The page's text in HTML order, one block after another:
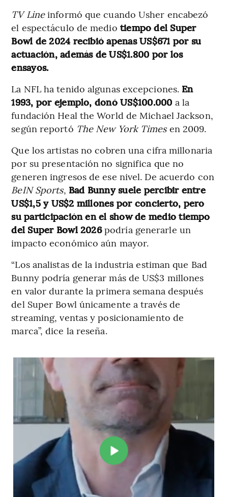
TV Lineinformó que cuando Usher encabezó
el espectáculo de medio tiempo del Super
Bowl de 2024 recibió apenas US$671 por su
actuación, además de US$1.800 por los
ensayos.
La NFL ha tenido algunas excepciones. En
1993, por ejemplo, donó US$100.000 a la
fundación Heal the World de Michael Jackson,
según reportó The New York Timesen 2009.
Que los artistas no cobren una cifra millonaria
por su presentación no significa que no
generen ingresos de ese nivel. De acuerdo con
BeIN Sports, Bad Bunny suele percibir entre
US$1,5 y US$2 millones por concierto, pero
su participación en el show de medio tiempo
del Super Bowl 2026podría generarle un
impacto económico aún mayor.
“Los analistas de la industria estiman que Bad
Bunny podría generar más de US$3 millones
en valor durante la primera semana después
del Super Bowl únicamente a través de
streaming, ventas y posicionamiento de
marca”, dice la reseña.